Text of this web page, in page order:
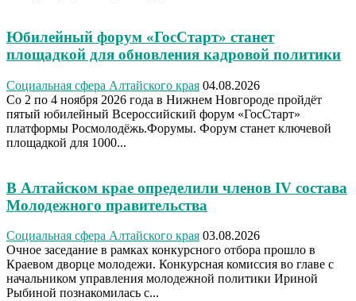
Юбилейный форум «ГосСтарт» станет
площадкой для обновления кадровой политики
Социальная сфера Алтайского края 04.08.2026
Со 2 по 4 ноября 2026 года в Нижнем Новгороде пройдёт
пятый юбилейный Всероссийский форум «ГосСтарт»
платформы Росмолодёжь.Форумы. Форум станет ключевой
площадкой для 1000...
В Алтайском крае определили членов IV состава
Молодежного правительства
Социальная сфера Алтайского края 03.08.2026
Очное заседание в рамках конкурсного отбора прошло в
Краевом дворце молодежи. Конкурсная комиссия во главе с
начальником управления молодежной политики Ириной
Рыбиной познакомилась с...